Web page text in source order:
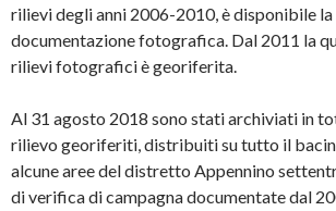
rilievi degli anni 2006-2010, è disponibile la
documentazione fotografica. Dal 2011 la
rilievi fotografici è georiferita.
Al 31 agosto 2018 sono stati archiviati in
rilievo georiferiti, distribuiti su tutto il
alcune aree del distretto Appennino
di verifica di campagna documentate dal